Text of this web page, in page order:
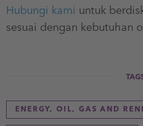
Hubungi kami untuk
sesuai dengan kebutuhan
ENERGY, OIL, GAS AND